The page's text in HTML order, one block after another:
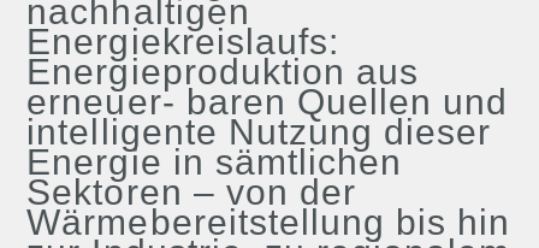
nachhaltigen
Energiekreislaufs:
Energieproduktion aus
erneuer- baren Quellen und
intelligente Nutzung dieser
Energie in sämtlichen
Sektoren – von der
Wärmebereitstellung bis hin